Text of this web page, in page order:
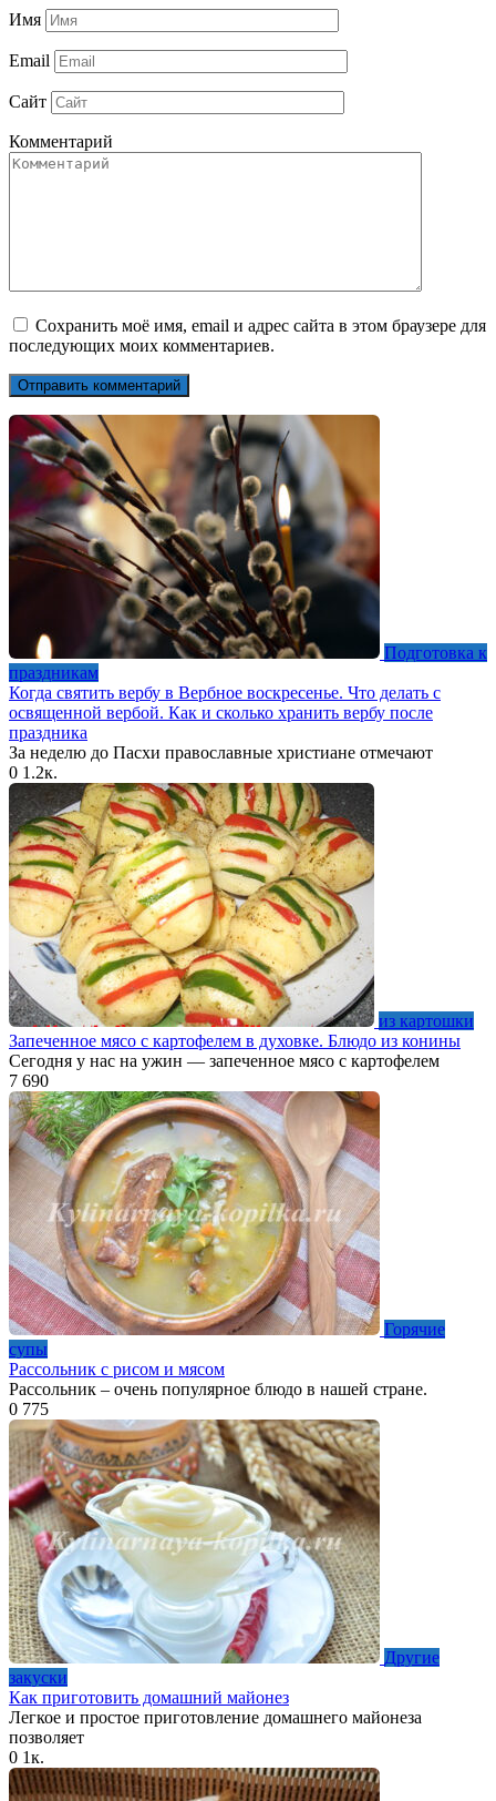
Имя
Email
Сайт
Комментарий
Сохранить моё имя, email и адрес сайта в этом браузере для
последующих моих комментариев.
Подготовка к
праздникам
Когда святить вербу в Вербное воскресенье. Что делать с
освященной вербой. Как и сколько хранить вербу после
праздника
За неделю до Пасхи православные христиане отмечают
0 1.2к.
из картошки
Запеченное мясо с картофелем в духовке. Блюдо из конины
Сегодня у нас на ужин — запеченное мясо с картофелем
7 690
Горячие
супы
Рассольник с рисом и мясом
Рассольник – очень популярное блюдо в нашей стране.
0 775
Другие
закуски
Как приготовить домашний майонез
Легкое и простое приготовление домашнего майонеза
позволяет
0 1к.